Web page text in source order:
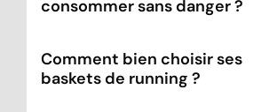
consommer sans danger ?
Comment bien choisir ses
baskets de running ?